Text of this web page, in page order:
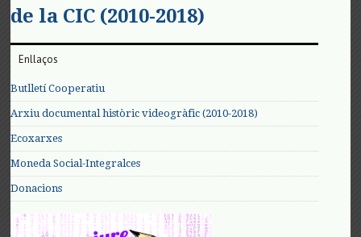
de la CIC (2010-2018)
Enllaços
Butlletí Cooperatiu
Arxiu documental històric videogràfic (2010-2018)
Ecoxarxes
Moneda Social-Integralces
Donacions